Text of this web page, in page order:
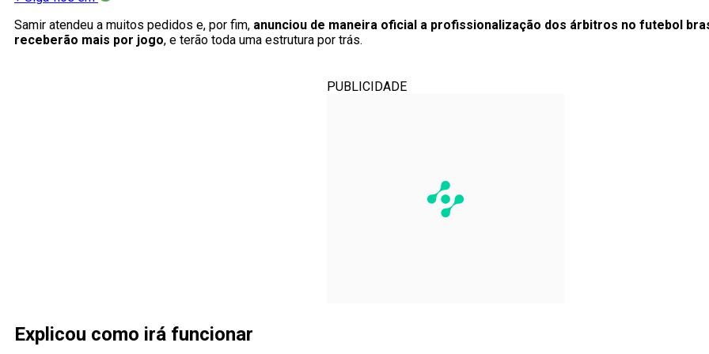
Samir atendeu a muitos pedidos e, por fim, anunciou de maneira oficial a profissionalização dos árbitros no futebol
receberão mais por jogo, e terão toda uma estrutura por trás.
PUBLICIDADE
Explicou como irá funcionar